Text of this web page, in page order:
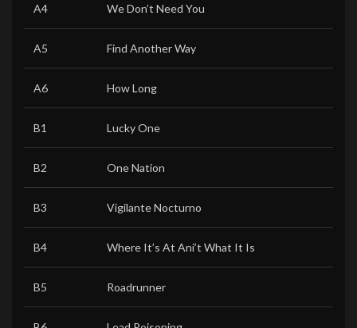
A4 We Don’t Need You
A5 Find Another Way
A6 How Long
B1 Lucky One
B2 One Nation
B3 Vigilante Nocturno
B4 Where It’s At Ani’t What It Is
B5 Roadrunner